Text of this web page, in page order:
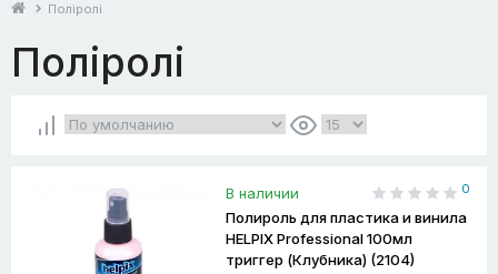
Поліролі
Поліролі
В наличии 0
Полироль для пластика и винила
HELPIX Professional 100мл
триггер (Клубника) (2104)